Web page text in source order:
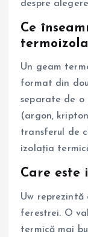
despre
Ce
Un geam
format din
separate de o
(argon,
transferul de
izolația
Care este
Uw
ferestrei. O
termică mai